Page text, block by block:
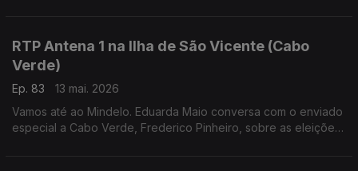
RTP Antena 1 na Ilha de São Vicente (Cabo
Verde)
Ep. 83
13 mai. 2026
Vamos até ao Mindelo. Eduarda Maio conversa com o enviado
especial a Cabo Verde, Frederico Pinheiro, sobre as eleições